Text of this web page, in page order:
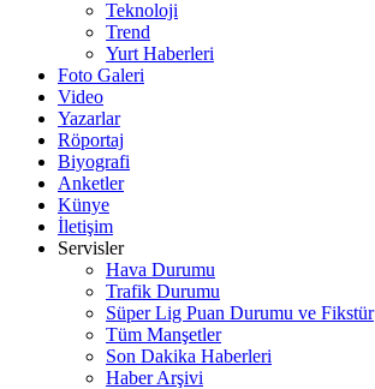
Teknoloji
Trend
Yurt Haberleri
Foto Galeri
Video
Yazarlar
Röportaj
Biyografi
Anketler
Künye
İletişim
Servisler
Hava Durumu
Trafik Durumu
Süper Lig Puan Durumu ve Fikstür
Tüm Manşetler
Son Dakika Haberleri
Haber Arşivi